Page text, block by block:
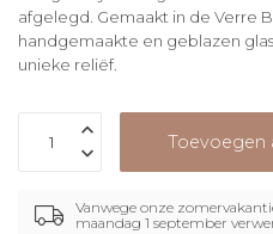
afgelegd. Gemaakt in de Verre
handgemaakte en geblazen
unieke reliëf.
Toevoegen
Vanwege onze
maandag 1 september